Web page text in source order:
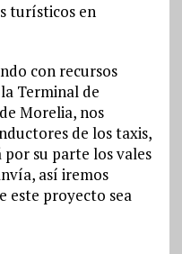
turísticos en
con recursos
Terminal de
Morelia, nos
de los taxis,
por su parte los vales
así iremos
este proyecto sea